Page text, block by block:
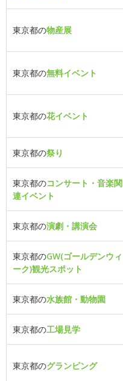
東京都の物産展
東京都の無料イベント
東京都の花イベント
東京都の祭り
東京都のコンサート・音楽関
連イベント
東京都の演劇・講演会
東京都のGW(ゴールデンウィ
ーク)観光スポット
東京都の水族館・動物園
東京都の工場見学
東京都のグランピング